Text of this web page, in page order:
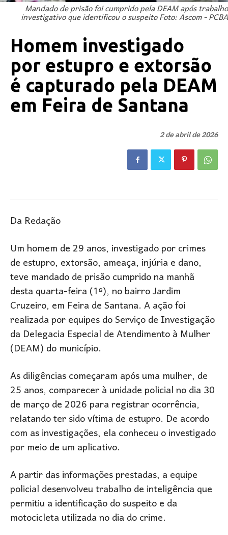
Mandado de prisão foi cumprido pela DEAM após trabalho
investigativo que identificou o suspeito Foto: Ascom - PCBA
Homem investigado
por estupro e extorsão
é capturado pela DEAM
em Feira de Santana
2 de abril de 2026
Da Redação
Um homem de 29 anos, investigado por crimes
de estupro, extorsão, ameaça, injúria e dano,
teve mandado de prisão cumprido na manhã
desta quarta-feira (1º), no bairro Jardim
Cruzeiro, em Feira de Santana. A ação foi
realizada por equipes do Serviço de Investigação
da Delegacia Especial de Atendimento à Mulher
(DEAM) do município.
As diligências começaram após uma mulher, de
25 anos, comparecer à unidade policial no dia 30
de março de 2026 para registrar ocorrência,
relatando ter sido vítima de estupro. De acordo
com as investigações, ela conheceu o investigado
por meio de um aplicativo.
A partir das informações prestadas, a equipe
policial desenvolveu trabalho de inteligência que
permitiu a identificação do suspeito e da
motocicleta utilizada no dia do crime.